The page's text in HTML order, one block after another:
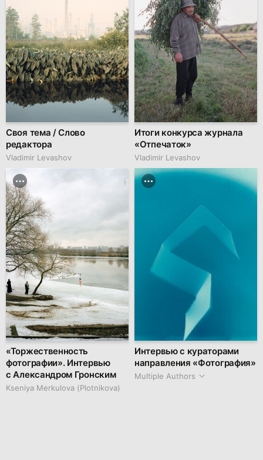
Своя тема / Слово
редактора
Vladimir Levashov
Итоги конкурса журнала
«Отпечаток»
Vladimir Levashov
«Торжественность
фотографии». Интервью
с Александром Гронским
Kseniya Merkulova (Plotnikova)
Интервью с кураторами
направления «Фотография»
Multiple Authors